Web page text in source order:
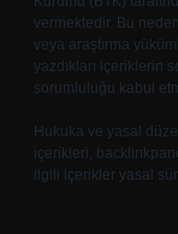
vermektedir. Bu
veya araştırma
yazdıkları içeriklerin
sorumluluğu kabul
Hukuka ve yasal
içerikleri,
ilgili içerikler yasal